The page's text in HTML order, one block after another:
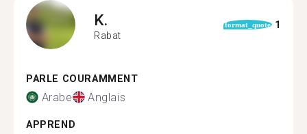
K.
Rabat
format_quote 1
PARLE COURAMMENT
Arabe Anglais
APPREND